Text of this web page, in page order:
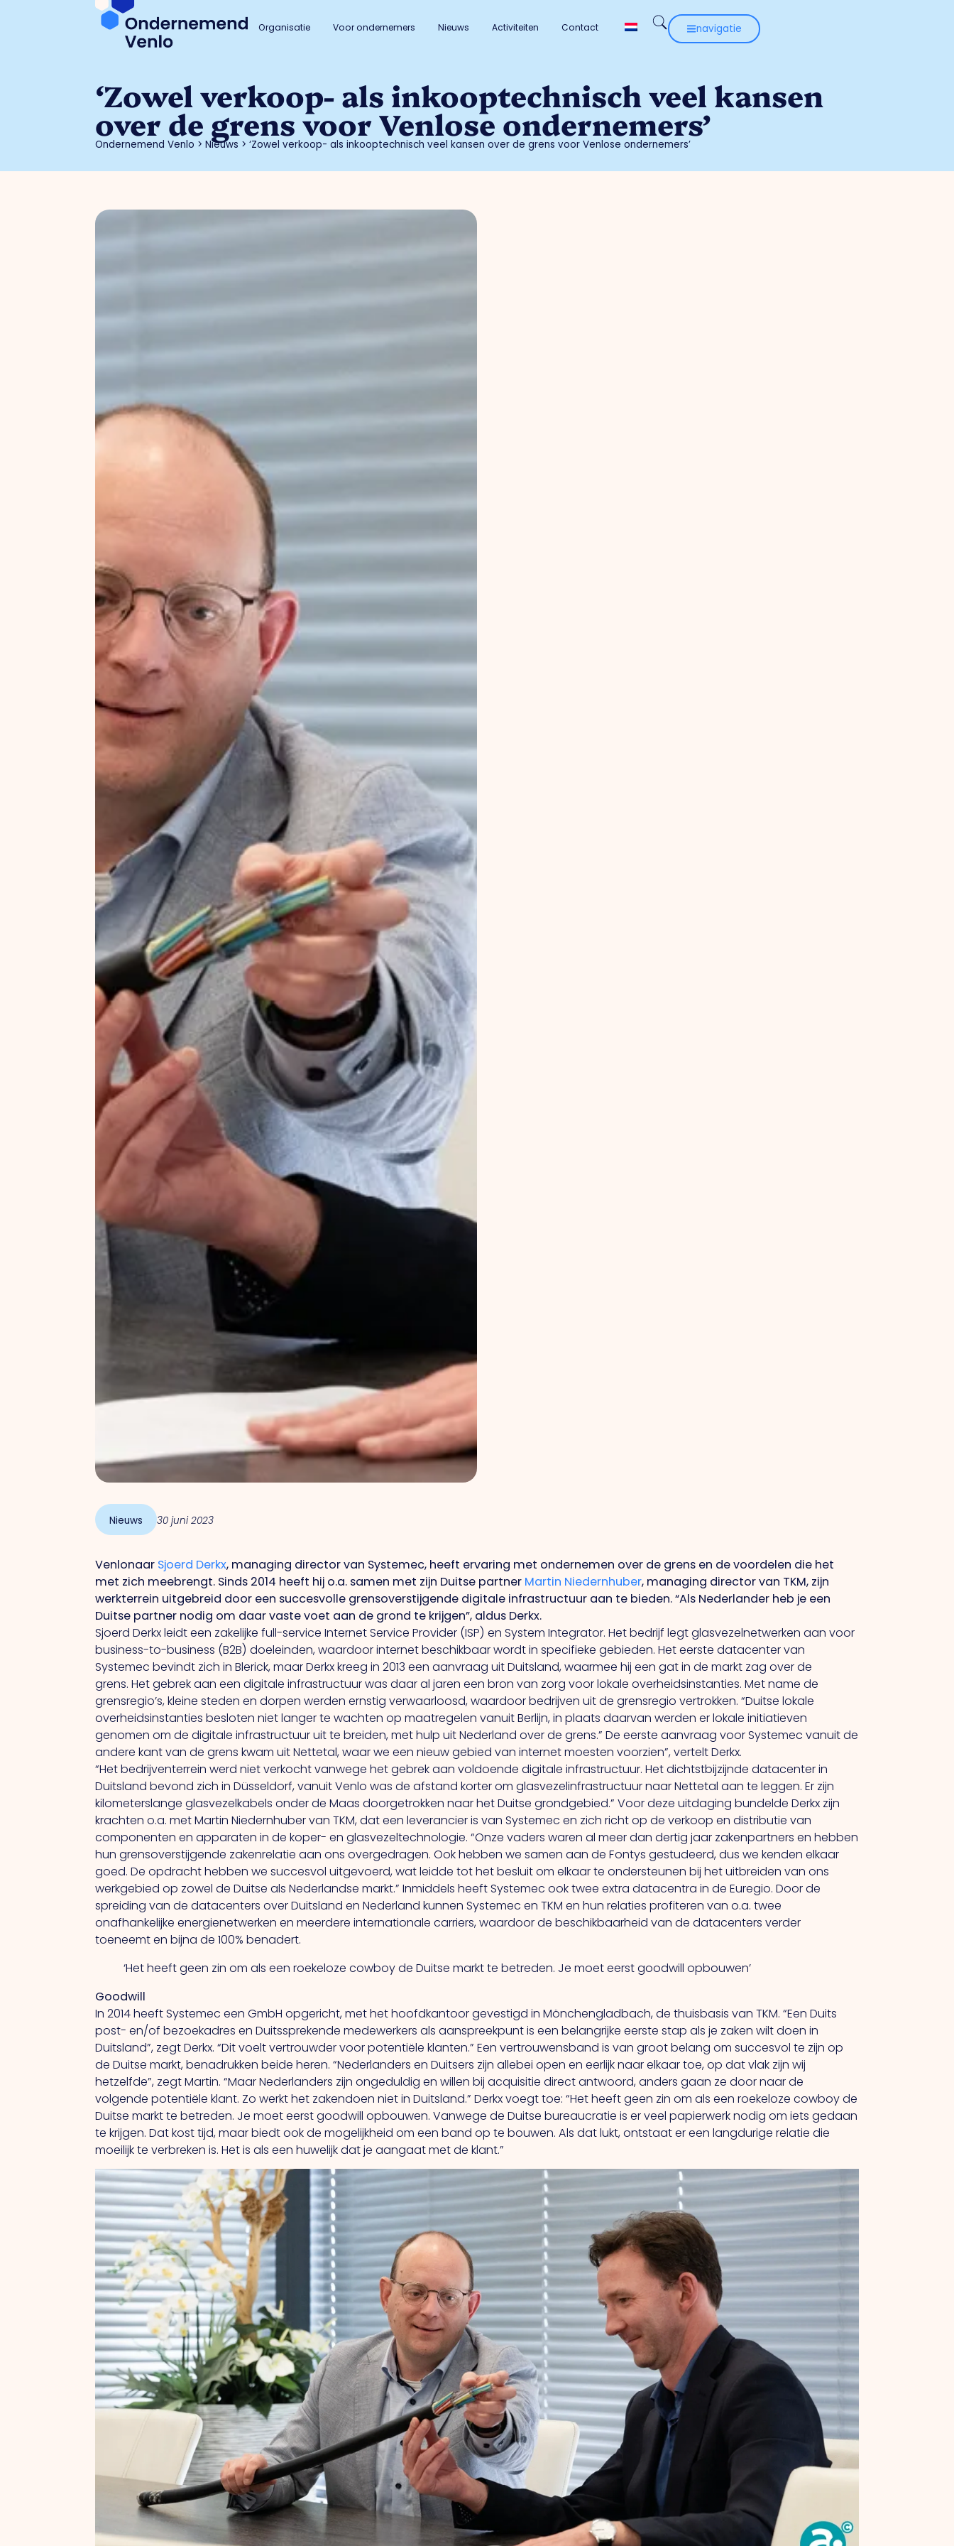
Organisatie Voor ondernemers Nieuws Activiteiten Contact navigatie
‘Zowel verkoop- als inkooptechnisch veel kansen
over de grens voor Venlose ondernemers’
Ondernemend Venlo >Nieuws >‘Zowel verkoop- als inkooptechnisch veel kansen over de grens voor Venlose ondernemers’
Nieuws 30 juni 2023
Venlonaar Sjoerd Derkx, managing director van Systemec, heeft ervaring met ondernemen over de grens en de voordelen die het
met zich meebrengt. Sinds 2014 heeft hij o.a. samen met zijn Duitse partner Martin Niedernhuber, managing director van TKM, zijn
werkterrein uitgebreid door een succesvolle grensoverstijgende digitale infrastructuur aan te bieden.“Als Nederlander heb je een
Duitse partner nodig om daar vaste voet aan de grond te krijgen”, aldus Derkx.
Sjoerd Derkx leidt een zakelijke full-service Internet Service Provider (ISP) en System Integrator.Hetbedrijf legt glasvezelnetwerken aan voor
business-to-business (B2B) doeleinden, waardoor internet beschikbaar wordt in specifieke gebieden.Heteerste datacenter van
Systemec bevindt zich in Blerick, maar Derkx kreeg in 2013 een aanvraag uit Duitsland, waarmee hij een gat in de markt zag over de
grens.Hetgebrek aan een digitale infrastructuur was daar al jaren een bron van zorg voor lokale overheidsinstanties.Metname de
grensregio’s, kleine steden en dorpen werden ernstig verwaarloosd, waardoor bedrijven uit de grensregio vertrokken. “Duitse lokale
overheidsinstanties besloten niet langer te wachten op maatregelen vanuit Berlijn, in plaats daarvan werden er lokale initiatieven
genomen om de digitale infrastructuur uit te breiden, met hulp uit Nederland over de grens.” De eerste aanvraag voor Systemec vanuit de
andere kant van de grens kwam uit Nettetal, waar we een nieuw gebied van internet moesten voorzien”, vertelt Derkx.
“Hetbedrijventerrein werd niet verkocht vanwege het gebrek aan voldoende digitale infrastructuur.Hetdichtstbijzijnde datacenter in
Duitsland bevond zich in Düsseldorf, vanuit Venlo was de afstand korter om glasvezelinfrastructuur naar Nettetal aan te leggen.Er zijn
kilometerslange glasvezelkabels onder de Maas doorgetrokken naar het Duitse grondgebied.” Voor deze uitdaging bundelde Derkx zijn
krachten o.a. met Martin Niedernhuber van TKM, dat een leverancier is van Systemec en zich richt op de verkoop en distributie van
componenten en apparaten in de koper- en glasvezeltechnologie. “Onze vaders waren al meer dan dertig jaar zakenpartners en hebben
hun grensoverstijgende zakenrelatie aan ons overgedragen.Ookhebben we samen aan de Fontys gestudeerd, dus we kenden elkaar
goed.Deopdracht hebben we succesvol uitgevoerd, wat leidde tot het besluit om elkaar te ondersteunen bij het uitbreiden van ons
werkgebied op zowel de Duitse als Nederlandse markt.” Inmiddels heeft Systemec ook twee extra datacentra in de Euregio. Door de
spreiding van de datacenters over Duitsland en Nederland kunnen Systemec en TKM en hun relaties profiteren van o.a. twee
onafhankelijke energienetwerken en meerdere internationale carriers, waardoor de beschikbaarheid van de datacenters verder
toeneemt en bijna de 100% benadert.
‘Het heeft geen zin om alseen roekeloze cowboy de Duitsemarkt te betreden. Jemoet eerstgoodwill opbouwen’
Goodwill
In 2014 heeft Systemec een GmbH opgericht, met het hoofdkantoor gevestigd in Mönchengladbach, de thuisbasis van TKM.“EenDuits
post- en/of bezoekadres en Duitssprekende medewerkers als aanspreekpunt is een belangrijke eerste stap als je zaken wilt doen in
Duitsland”, zegt Derkx.“Ditvoelt vertrouwder voor potentiële klanten.” Een vertrouwensband is van groot belang om succesvol te zijn op
de Duitse markt, benadrukken beide heren. “Nederlanders en Duitsers zijn allebei open en eerlijk naar elkaar toe, op dat vlak zijn wij
hetzelfde”, zegt Martin. “Maar Nederlanders zijn ongeduldig en willen bij acquisitie direct antwoord, anders gaan ze door naar de
volgende potentiële klant. Zowerkt het zakendoen niet in Duitsland.” Derkx voegt toe: “Het heeft geen zin om als een roekeloze cowboy de
Duitse markt te betreden. Jemoet eerst goodwill opbouwen. Vanwege de Duitse bureaucratie is er veel papierwerk nodig om iets gedaan
te krijgen.Datkost tijd, maar biedt ook de mogelijkheid om een band op te bouwen.Alsdat lukt, ontstaat er een langdurige relatie die
moeilijk te verbreken is.Hetis als een huwelijk dat je aangaat met de klant.”